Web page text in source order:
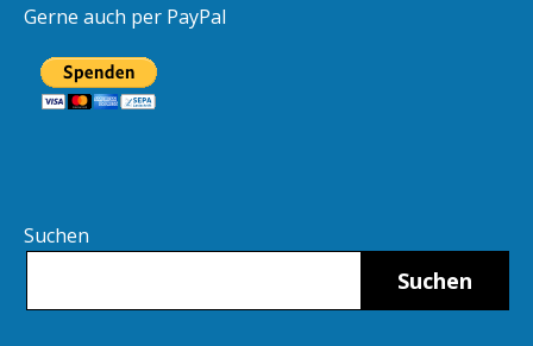
Gerne auch per PayPal
Suchen
Suchen